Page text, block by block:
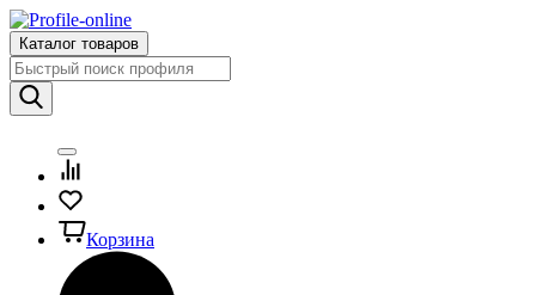
Каталог товаров
Корзина